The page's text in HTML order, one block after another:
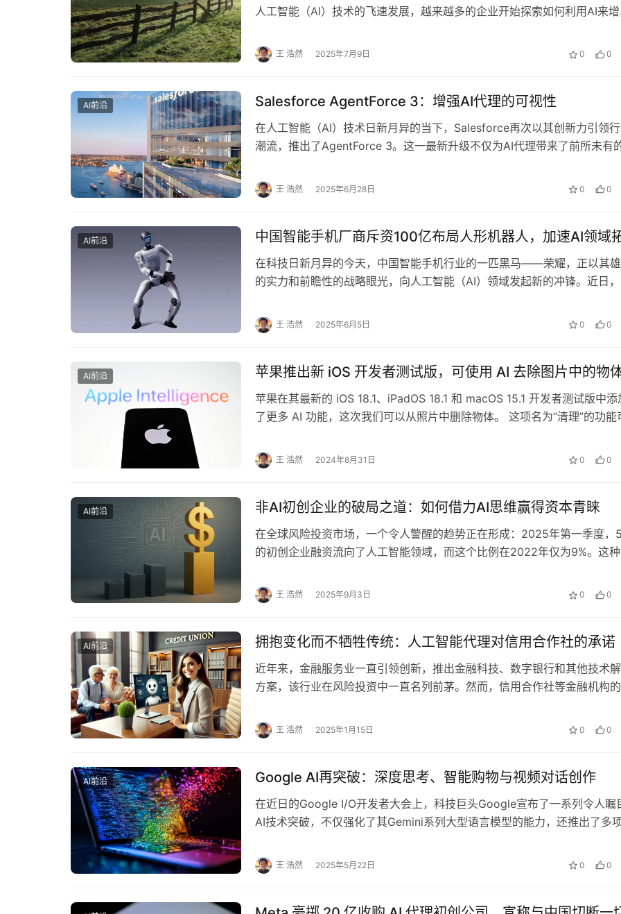
人工智能（AI）技术的飞速发展，越来越多的企业开始探索如何利用AI来增
王 浩然 2025年7月9日 0 0
AI前沿 Salesforce AgentForce 3：增强AI代理的可视性‌
在人工智能（AI）技术日新月异的当下，Salesforce再次以其创新力引领
潮流，推出了AgentForce 3。这一最新升级不仅为AI代理带来了前所未有
王 浩然 2025年6月28日 0 0
AI前沿 中国智能手机厂商斥资100亿布局人形机器人，加速AI领域
在科技日新月异的今天，中国智能手机行业的一匹黑马——荣耀，正以其
的实力和前瞻性的战略眼光，向人工智能（AI）领域发起新的冲锋。近日，
王 浩然 2025年6月5日 0 0
AI前沿 苹果推出新 iOS 开发者测试版，可使用 AI 去除图片中的物
苹果在其最新的 iOS 18.1、iPadOS 18.1 和 macOS 15.1 开发者测试版中添
了更多 AI 功能，这次我们可以从照片中删除物体。 这项名为“清理”的功能
王 浩然 2024年8月31日 0 0
AI前沿 非AI初创企业的破局之道：如何借力AI思维赢得资本青睐
在全球风险投资市场，一个令人警醒的趋势正在形成：2025年第一季度，
的初创企业融资流向了人工智能领域，而这个比例在2022年仅为9%。这种
王 浩然 2025年9月3日 0 0
AI前沿 拥抱变化而不牺牲传统：人工智能代理对信用合作社的承诺
近年来，金融服务业一直引领创新，推出金融科技、数字银行和其他技术
方案，该行业在风险投资中一直名列前茅。然而，信用合作社等金融机构的
王 浩然 2025年1月15日 0 0
AI前沿 Google AI再突破：深度思考、智能购物与视频对话创作‌
在近日的Google I/O开发者大会上，科技巨头Google宣布了一系列令人瞩
AI技术突破，不仅强化了其Gemini系列大型语言模型的能力，还推出了多
王 浩然 2025年5月22日 0 0